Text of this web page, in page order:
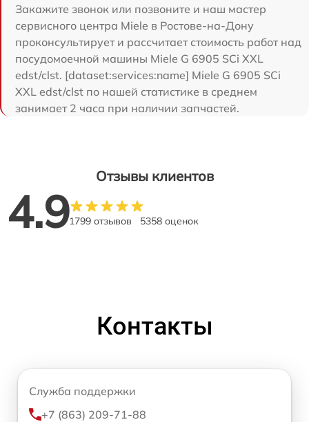
Закажите звонок или позвоните и наш мастер
сервисного центра Miele в Ростове-на-Дону
проконсультирует и рассчитает стоимость работ над
посудомоечной машины Miele G 6905 SCi XXL
edst/clst. [dataset:services:name] Miele G 6905 SCi
XXL edst/clst по нашей статистике в среднем
занимает 2 часа при наличии запчастей.
Отзывы клиентов
4.91799 отзывов 5358 оценок
Контакты
Служба поддержки
+7 (863) 209-71-88